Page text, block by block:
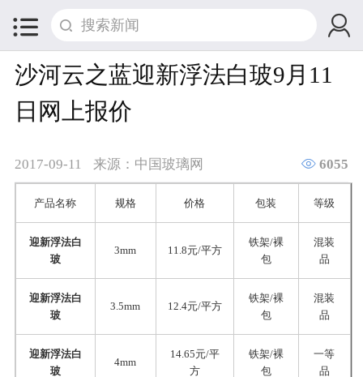
 
沙河云之蓝迎新浮法白玻9月11
日网上报价
2017-09-11 来源：中国玻璃网  6055
产品名称 规格 价格 包装 等级
迎新浮法白
玻
3mm 11.8元/平方
铁架/裸
包
混装
品
迎新浮法白
玻
3.5mm 12.4元/平方
铁架/裸
包
混装
品
迎新浮法白
玻
4mm
14.65元/平
方
铁架/裸
包
一等
品